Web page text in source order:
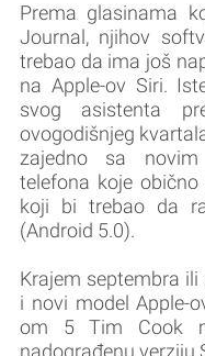
Prema glasinama
Journal, njihov
trebao da ima još
na Apple-ov Siri.
svog asistenta
ovogodišnjeg
zajedno sa
telefona koje
koji bi trebao da
(Android 5.0).
Krajem septembra
i novi model Apple-
om 5 Tim Cook
nadograđenu verziju